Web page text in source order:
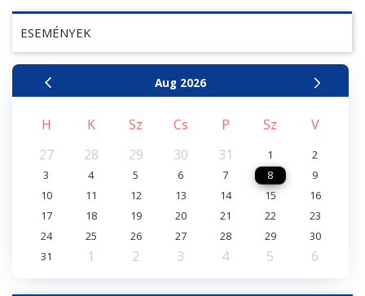
ESEMÉNYEK
Aug 2026
H K Sz Cs P Sz
V
27
28 29 30 31 1
2
3
4 5 6 7 8
9
10
11 12 13 14 15
16
17
18 19 20 21 22
23
24
25 26 27 28 29
30
31
1 2 3 4 5 6